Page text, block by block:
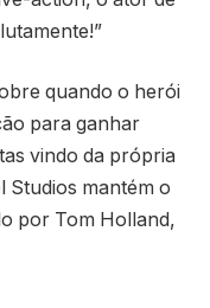
quando o herói
para ganhar
vindo da própria
Studios mantém o
por Tom Holland,